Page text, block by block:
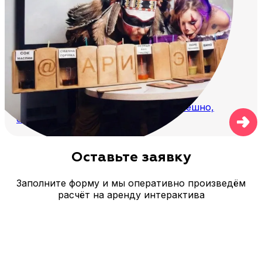
Сценарий конкурса, чтобы было смешно,
быстро и без путаницы
Оставьте заявку
Заполните форму и мы оперативно произведём
расчёт на аренду интерактива